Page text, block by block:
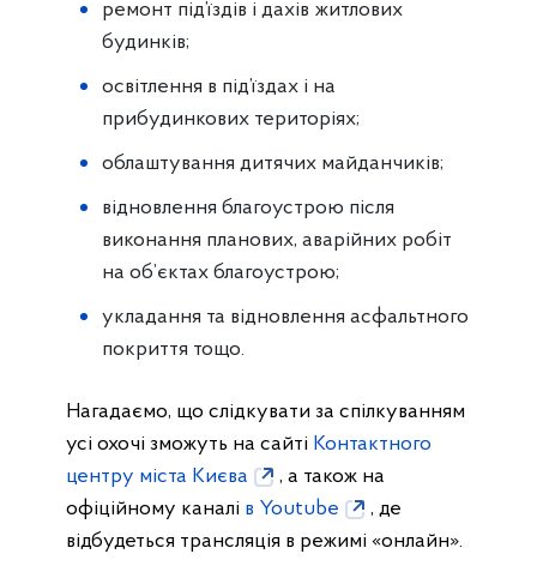
ремонт під’їздів і дахів житлових
будинків;
освітлення в під’їздах і на
прибудинкових територіях;
облаштування дитячих майданчиків;
відновлення благоустрою після
виконання планових, аварійних робіт
на об’єктах благоустрою;
укладання та відновлення асфальтного
покриття тощо.
Нагадаємо, що слідкувати за спілкуванням
усі охочі зможуть на сайті Контактного
центру міста Києва
, а також на
офіційному каналі в Youtube
, де
відбудеться трансляція в режимі «онлайн».